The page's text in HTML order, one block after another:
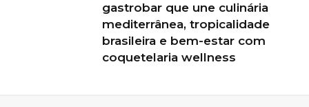
gastrobar que une culinária
mediterrânea, tropicalidade
brasileira e bem-estar com
coquetelaria wellness